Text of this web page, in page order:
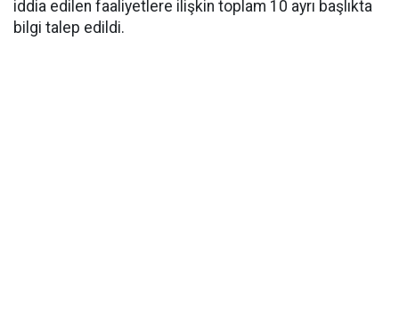
iddia edilen faaliyetlere ilişkin toplam 10 ayrı başlıkta
bilgi talep edildi.